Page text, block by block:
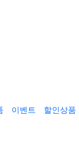
이벤트 할인상품